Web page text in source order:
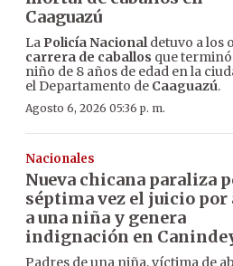
Caaguazú
La Policía Nacionaldetuvo a los
carrera de caballos que
niño de 8 años de edad en la
el Departamento de Caaguazú.
Agosto 6, 2026 05:36 p. m.
Nacionales
Nueva chicana paraliza
séptima vez el juicio por
a una niña y genera
indignación en
Padres de una niña, víctima de